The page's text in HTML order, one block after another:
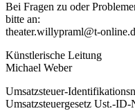
Bei Fragen zu oder
bitte an:
theater.willypraml@t-
Künstlerische Leitung
Michael Weber
Umsatzsteuer-
Umsatzsteuergesetz Ust.-